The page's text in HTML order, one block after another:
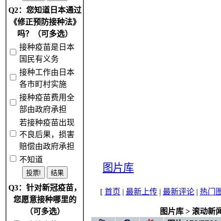
Q2：您知道日本通过
《修正预防接种法》
吗？（可多选）
接种疫苗是日本
国民有义务
接种工作由日本
各市町村实施
接种疫苗费用全
部由政府承担
若接种疫苗出现
不良后果，损害
赔偿由政府承担
不知道
Q3：针对新冠疫苗，
您愿意接种哪里的
（可多选）
图片库
[ 首页 | 最新上传 | 最新评论 | 热门
图片库> 滚动新